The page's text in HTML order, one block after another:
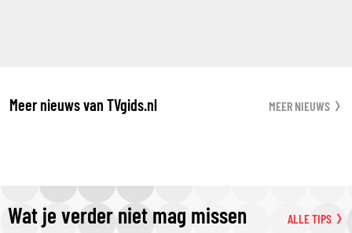
Meer nieuws van TVgids.nl MEER NIEUWS
Wat je verder niet mag missen ALLE TIPS